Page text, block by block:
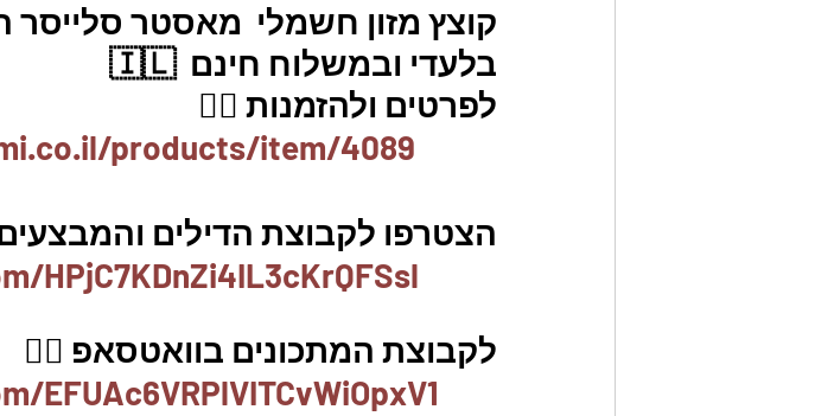
קוצץ מזון חשמלי  מאסטר סלייסר
בלעדי ובמשלוח חינם  🇮🇱
לפרטים ולהזמנות 👇🏼
products/item/4089
הצטרפו לקבוצת הדילים והמבצעים
HPjC7KDnZi4IL3cKrQFSsl
לקבוצת המתכונים בוואטסאפ 👇🏽